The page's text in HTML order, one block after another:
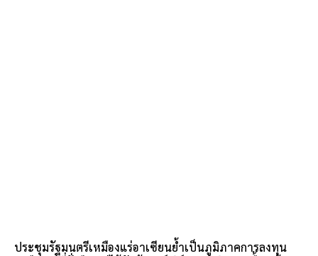
ประชุมรัฐมนตรีเหมืองแร่อาเซียนย้ำเป็นภูมิภาคการลงทุน